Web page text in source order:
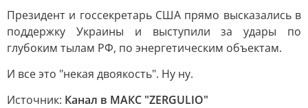
Президент и госсекретарь США прямо высказались в
поддержку Украины и выступили за удары по
глубоким тылам РФ, по энергетическим объектам.
И все это "некая двоякость". Ну ну.
Источник: Канал в МАКС "ZERGULIO"